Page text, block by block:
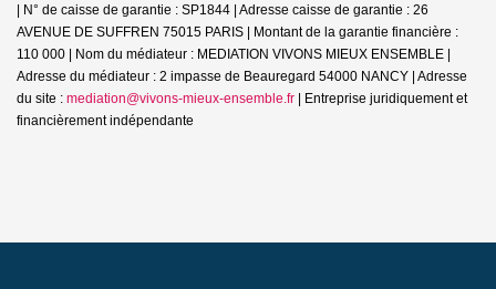
| N° de caisse de garantie : SP1844 | Adresse caisse de garantie : 26
AVENUE DE SUFFREN 75015 PARIS | Montant de la garantie financière :
110 000 | Nom du médiateur : MEDIATION VIVONS MIEUX ENSEMBLE |
Adresse du médiateur : 2 impasse de Beauregard 54000 NANCY | Adresse
du site : mediation@vivons-mieux-ensemble.fr | Entreprise juridiquement et
financièrement indépendante